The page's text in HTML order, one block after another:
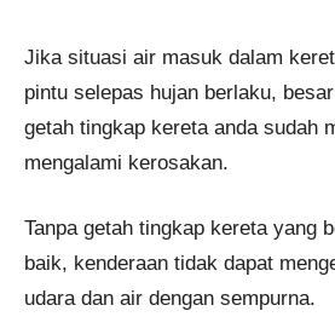
Jika situasi air masuk dalam
pintu selepas hujan berlaku,
getah tingkap kereta anda sudah
mengalami kerosakan.
Tanpa getah tingkap kereta yang
baik, kenderaan tidak dapat
udara dan air dengan sempurna.